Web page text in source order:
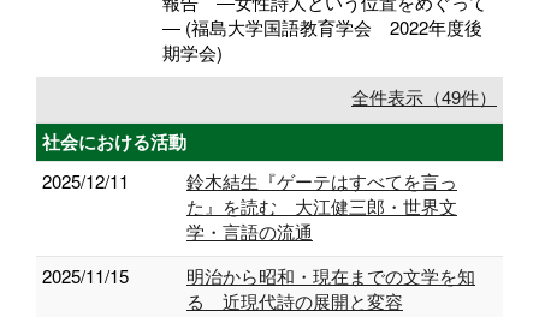
― (福島大学国語教育学会 2022年度後
期学会)
全件表示（49件）
社会における活動
2025/12/11
鈴木結生『ゲーテはすべてを言っ
た』を読む 大江健三郎・世界文
学・言語の流通
2025/11/15
明治から昭和・現在までの文学を知
る 近現代詩の展開と変容